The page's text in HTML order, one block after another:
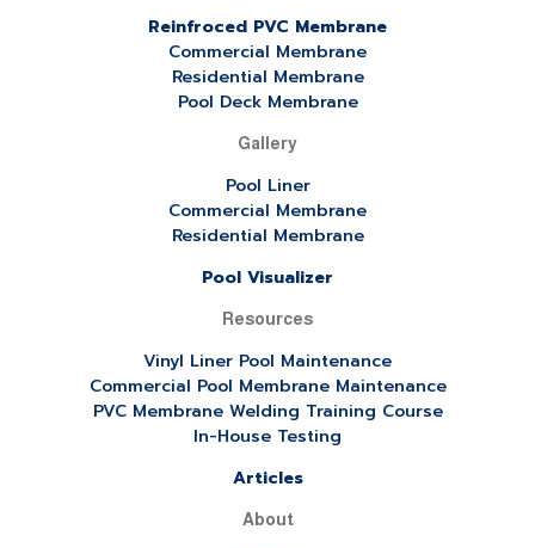
Reinfroced PVC Membrane
Commercial Membrane
Residential Membrane
Pool Deck Membrane
Gallery
Pool Liner
Commercial Membrane
Residential Membrane
Pool Visualizer
Resources
Vinyl Liner Pool Maintenance
Commercial Pool Membrane Maintenance
PVC Membrane Welding Training Course
In-House Testing
Articles
About